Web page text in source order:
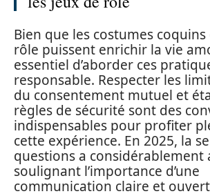
Bien que les costumes
rôle puissent enrichir la vie
essentiel d’aborder ces
responsable. Respecter les
du consentement mutuel et
règles de sécurité sont des
indispensables pour profiter
cette expérience. En 2025, la
questions a considérablement
soulignant l’importance d’une
communication claire et